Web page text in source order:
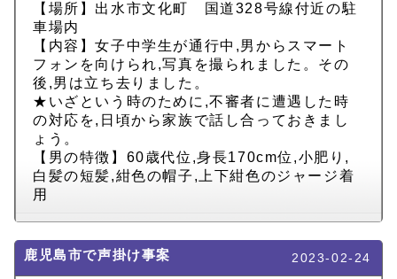
【場所】出水市文化町 国道328号線付近の駐
車場内
【内容】女子中学生が通行中,男からスマート
フォンを向けられ,写真を撮られました。その
後,男は立ち去りました。
★いざという時のために,不審者に遭遇した時
の対応を,日頃から家族で話し合っておきまし
ょう。
【男の特徴】60歳代位,身長170cm位,小肥り,
白髪の短髪,紺色の帽子,上下紺色のジャージ着
用
鹿児島市で声掛け事案 2023-02-24